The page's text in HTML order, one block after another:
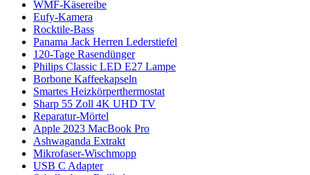
WMF-Käsereibe
Eufy-Kamera
Rocktile-Bass
Panama Jack Herren Lederstiefel
120-Tage Rasendünger
Philips Classic LED E27 Lampe
Borbone Kaffeekapseln
Smartes Heizkörperthermostat
Sharp 55 Zoll 4K UHD TV
Reparatur-Mörtel
Apple 2023 MacBook Pro
Ashwaganda Extrakt
Mikrofaser-Wischmopp
USB C Adapter